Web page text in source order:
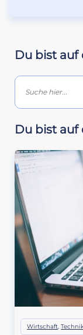
Du bist auf
Du bist auf
Wirtschaft,